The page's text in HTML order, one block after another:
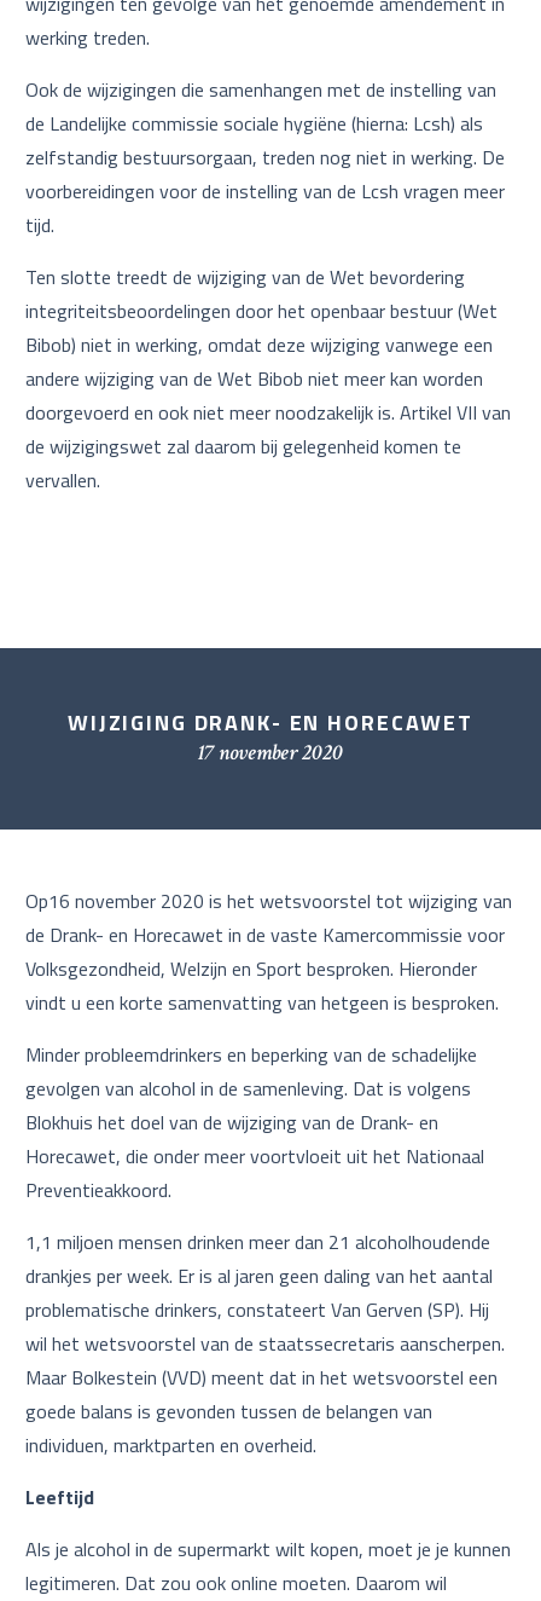
werking treden.
Ook de wijzigingen die samenhangen met de instelling van
de Landelijke commissie sociale hygiëne (hierna: Lcsh) als
zelfstandig bestuursorgaan, treden nog niet in werking. De
voorbereidingen voor de instelling van de Lcsh vragen meer
tijd.
Ten slotte treedt de wijziging van de Wet bevordering
integriteitsbeoordelingen door het openbaar bestuur (Wet
Bibob) niet in werking, omdat deze wijziging vanwege een
andere wijziging van de Wet Bibob niet meer kan worden
doorgevoerd en ook niet meer noodzakelijk is. Artikel VII van
de wijzigingswet zal daarom bij gelegenheid komen te
vervallen.
WIJZIGING DRANK- EN HORECAWET
17 november 2020
Op16 november 2020 is het wetsvoorstel tot wijziging van
de Drank- en Horecawet in de vaste Kamercommissie voor
Volksgezondheid, Welzijn en Sport besproken. Hieronder
vindt u een korte samenvatting van hetgeen is besproken.
Minder probleemdrinkers en beperking van de schadelijke
gevolgen van alcohol in de samenleving. Dat is volgens
Blokhuis het doel van de wijziging van de Drank- en
Horecawet, die onder meer voortvloeit uit het Nationaal
Preventieakkoord.
1,1 miljoen mensen drinken meer dan 21 alcoholhoudende
drankjes per week. Er is al jaren geen daling van het aantal
problematische drinkers, constateert Van Gerven (SP). Hij
wil het wetsvoorstel van de staatssecretaris aanscherpen.
Maar Bolkestein (VVD) meent dat in het wetsvoorstel een
goede balans is gevonden tussen de belangen van
individuen, marktparten en overheid.
Leeftijd
Als je alcohol in de supermarkt wilt kopen, moet je je kunnen
legitimeren. Dat zou ook online moeten. Daarom wil